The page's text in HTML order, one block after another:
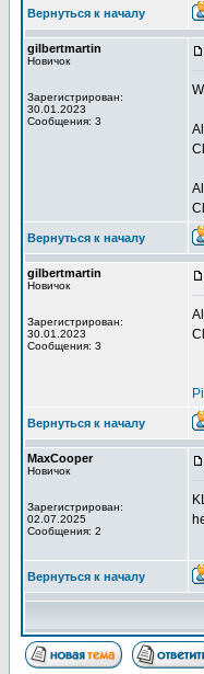
Вернуться к началу
gilbertmartin
Новичок
Зарегистрирован:
30.01.2023
Сообщения: 3
All
All
Вернуться к началу
gilbertmartin
Новичок
Зарегистрирован:
30.01.2023
Сообщения: 3
All
Вернуться к началу
MaxCooper
Новичок
Зарегистрирован:
02.07.2025
Сообщения: 2
Вернуться к началу